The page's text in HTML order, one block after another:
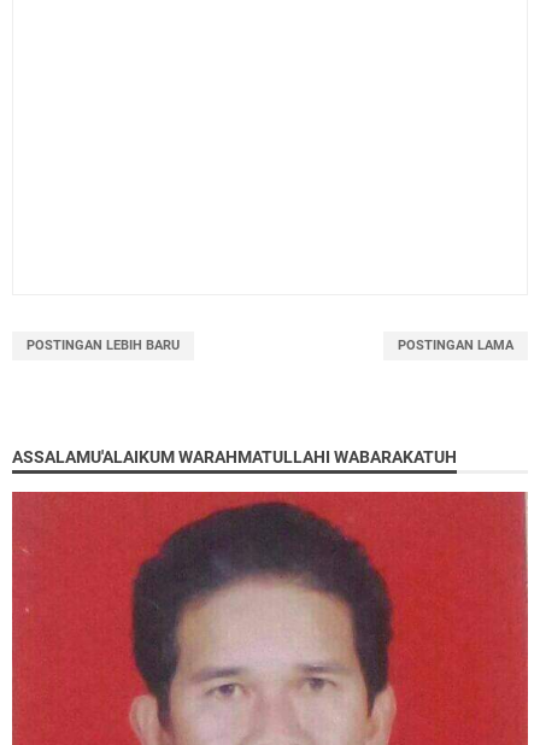
POSTINGAN LEBIH BARU POSTINGAN LAMA
ASSALAMU'ALAIKUM WARAHMATULLAHI WABARAKATUH